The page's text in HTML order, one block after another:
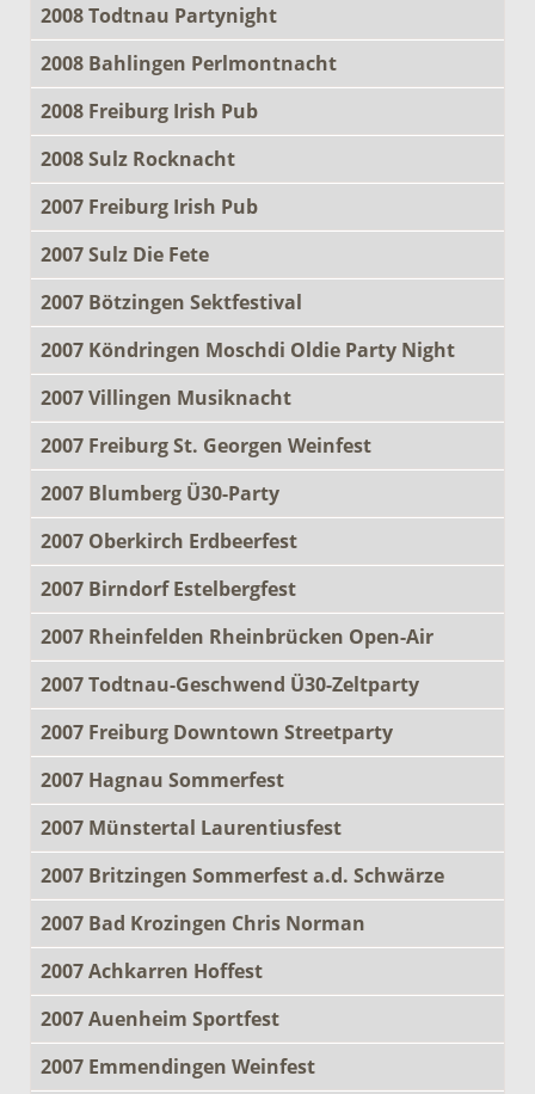
2008 Todtnau Partynight
2008 Bahlingen Perlmontnacht
2008 Freiburg Irish Pub
2008 Sulz Rocknacht
2007 Freiburg Irish Pub
2007 Sulz Die Fete
2007 Bötzingen Sektfestival
2007 Köndringen Moschdi Oldie Party Night
2007 Villingen Musiknacht
2007 Freiburg St. Georgen Weinfest
2007 Blumberg Ü30-Party
2007 Oberkirch Erdbeerfest
2007 Birndorf Estelbergfest
2007 Rheinfelden Rheinbrücken Open-Air
2007 Todtnau-Geschwend Ü30-Zeltparty
2007 Freiburg Downtown Streetparty
2007 Hagnau Sommerfest
2007 Münstertal Laurentiusfest
2007 Britzingen Sommerfest a.d. Schwärze
2007 Bad Krozingen Chris Norman
2007 Achkarren Hoffest
2007 Auenheim Sportfest
2007 Emmendingen Weinfest